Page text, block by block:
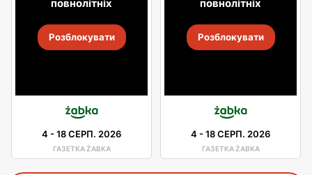
повнолітніх
Розблокувати
4 -18 СЕРП. 2026
ГАЗЕТКА ŻABKA
повнолітніх
Розблокувати
4 -18 СЕРП. 2026
ГАЗЕТКА ŻABKA